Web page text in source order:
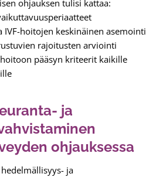
ohjauksen tulisi kattaa:
IVF-hoitojen keskinäinen asemointi
rajoitusten arviointi
pääsyn kriteerit kaikille
ja
ohjauksessa
ja